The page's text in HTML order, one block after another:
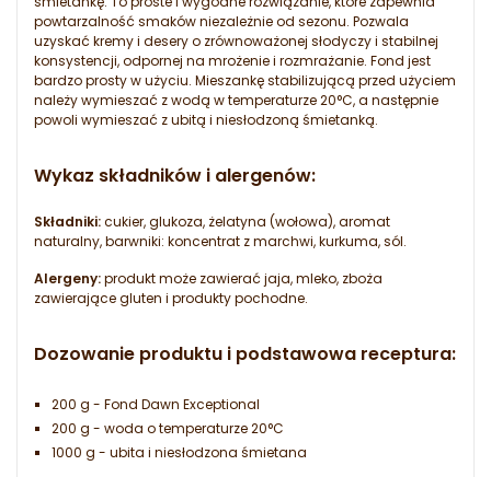
powtarzalność smaków niezależnie od sezonu. Pozwala
uzyskać kremy i desery o zrównoważonej słodyczy i stabilnej
konsystencji, odpornej na mrożenie i rozmrażanie. Fond jest
bardzo prosty w użyciu. Mieszankę stabilizującą przed użyciem
należy wymieszać z wodą w temperaturze 20°C, a następnie
powoli wymieszać z ubitą i niesłodzoną śmietanką.
Wykaz składników i alergenów:
Składniki:cukier, glukoza, żelatyna (wołowa), aromat
naturalny, barwniki: koncentrat z marchwi, kurkuma, sól.
Alergeny:produkt może zawierać jaja, mleko, zboża
zawierające gluten i produkty pochodne.
Dozowanie produktu i podstawowa receptura:
200 g - Fond Dawn Exceptional
200 g - woda o temperaturze 20°C
1000 g - ubita i niesłodzona śmietana